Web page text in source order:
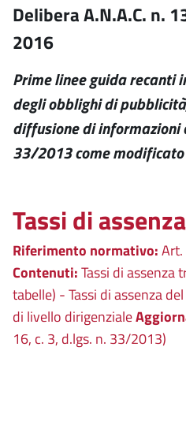
Delibera A.N.A.C. n.
2016
Prime linee guida recanti
degli obblighi di
diffusione di informazioni
33/2013 come
Tassi di
Riferimento normativo:
Contenuti:Tassi di assenza
tabelle) - Tassi di assenza
di livello dirigenziale
16, c. 3, d.lgs. n. 33/2013)